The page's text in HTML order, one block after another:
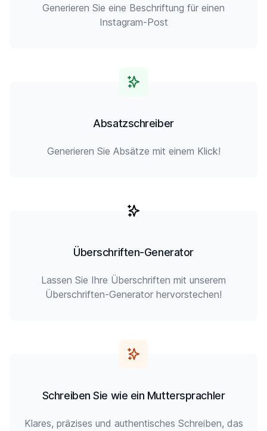
Generieren Sie eine Beschriftung für einen
Instagram-Post
Absatzschreiber
Generieren Sie Absätze mit einem Klick!
Überschriften-Generator
Lassen Sie Ihre Überschriften mit unserem
Überschriften-Generator hervorstechen!
Schreiben Sie wie ein Muttersprachler
Klares, präzises und authentisches Schreiben, das